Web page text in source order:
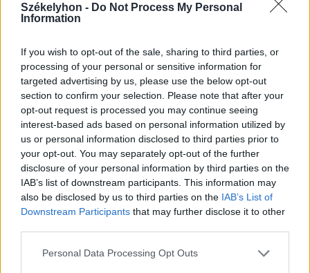
Székelyhon - Do Not Process My Personal
Information
If you wish to opt-out of the sale, sharing to third parties, or
processing of your personal or sensitive information for
targeted advertising by us, please use the below opt-out
section to confirm your selection. Please note that after your
opt-out request is processed you may continue seeing
interest-based ads based on personal information utilized by
us or personal information disclosed to third parties prior to
your opt-out. You may separately opt-out of the further
disclosure of your personal information by third parties on the
IAB’s list of downstream participants. This information may
also be disclosed by us to third parties on the IAB’s List of
Downstream Participants that may further disclose it to other
Personal Data Processing Opt Outs
Marosszék
1 hozzászólás